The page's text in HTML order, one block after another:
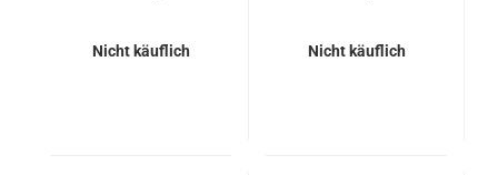
Nicht käuflich
Reichsbahn.
Nicht käuflich